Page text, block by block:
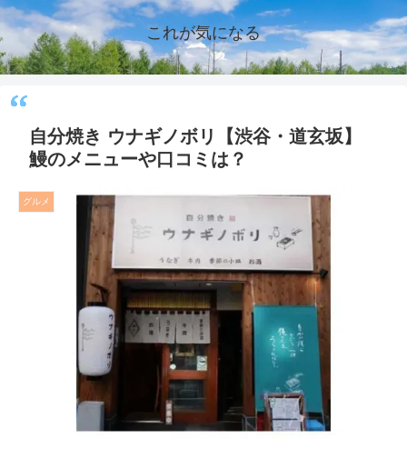
これが気になる
自分焼き ウナギノボリ【渋谷・道玄坂】
鰻のメニューや口コミは？
グルメ